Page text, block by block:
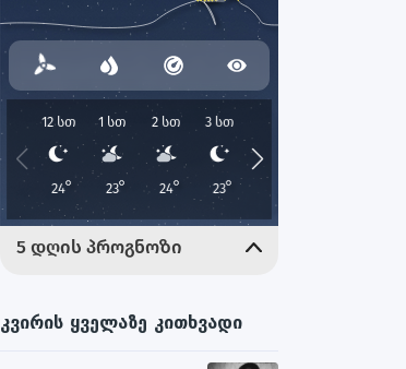
კვირის ყველაზე კითხვადი